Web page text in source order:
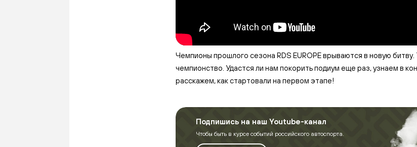
Чемпионы прошлого сезона RDS EUROPE врываются в новую битву.
чемпионство. Удастся ли нам покорить подиум еще раз, узнаем в
расскажем, как стартовали на первом этапе!
Подпишись на наш Youtube-канал
Чтобы быть в курсе событий российского автоспорта.